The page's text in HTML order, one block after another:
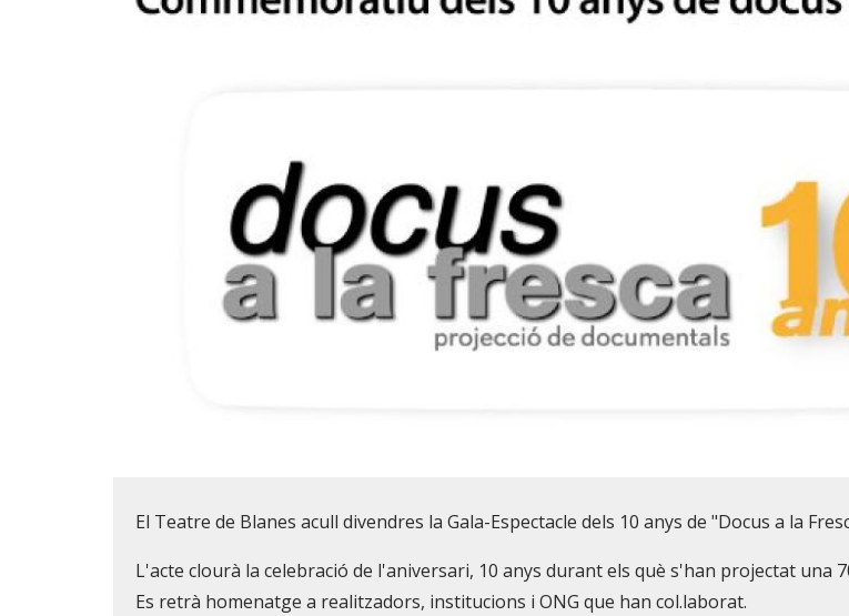
El Teatre de Blanes acull divendres la Gala-Espectacle dels 10 anys de "Docus a la
L'acte clourà la celebració de l'aniversari, 10 anys durant els què s'han projectat una
Es retrà homenatge a realitzadors, institucions i ONG que han col.laborat.